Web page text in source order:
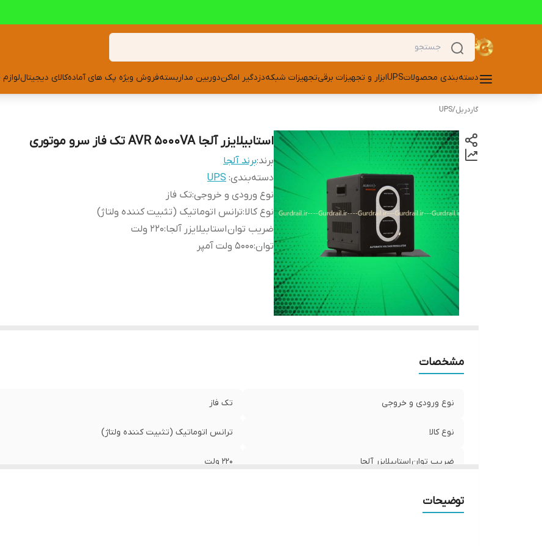
دسته‌بندی محصولاتUPSابزار و تجهیزات برقیتجهیزات شبکهدزدگیر اماکندوربین مداربستهفروش ویژه پک های آمادهکالای دیجیتال
گاردریل/
UPS
استابیلایزر آلجا AVR 5000VA تک فاز سرو موتوری
برند:برند آلجا
دسته‌بندی:
UPS
نوع ورودی و خروجی:تک فاز
نوع کالا:ترانس اتوماتیک (تثبیت کننده ولتاژ)
ضریب توان استابیلایزر آلجا:۲۲۰ ولت
توان:۵۰۰۰ ولت آمپر
مشخصات
نوع ورودی و خروجی تک فاز
نوع کالا ترانس اتوماتیک (تثبیت کننده ولتاژ)
ضریب توان استابیلایزر آلجا ۲۲۰ ولت
توضیحات